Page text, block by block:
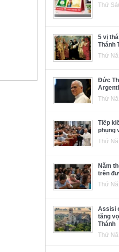
Thứ
5 vị
Thánh
Thứ
Đức
Thứ
Tiếp
phụng
Thứ
Năm
trên
Thứ
Assisi
tăng
Thánh
Thứ